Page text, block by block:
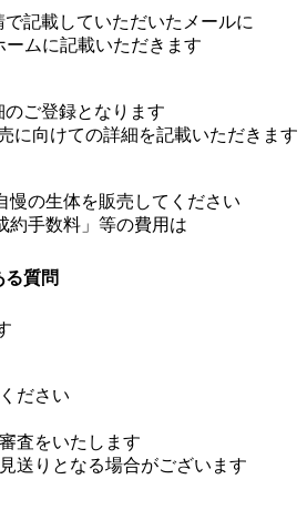
記載していただいたメールに
ムに記載いただきます
ご登録となります
向けての詳細を記載いただきます
の生体を販売してください
手数料」等の費用は
質問
ださい
査をいたします
りとなる場合がございます